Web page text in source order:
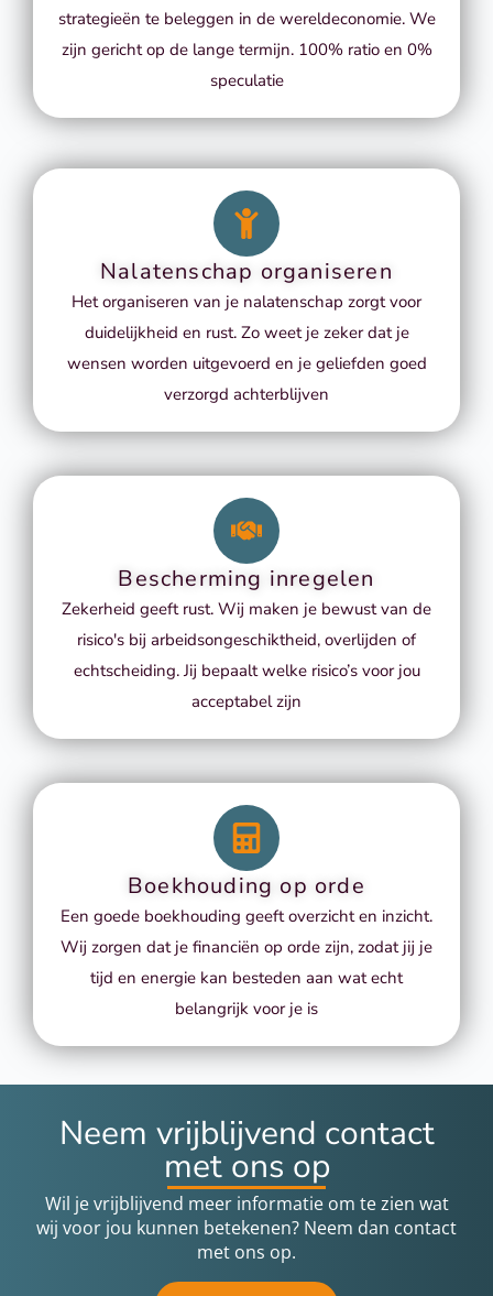
strategieën te beleggen in de wereldeconomie. We
zijn gericht op de lange termijn. 100% ratio en 0%
speculatie
Nalatenschap organiseren
Het organiseren van je nalatenschap zorgt voor
duidelijkheid en rust. Zo weet je zeker dat je
wensen worden uitgevoerd en je geliefden goed
verzorgd achterblijven
Bescherming inregelen
Zekerheid geeft rust. Wij maken je bewust van de
risico's bij arbeidsongeschiktheid, overlijden of
echtscheiding. Jij bepaalt welke risico’s voor jou
acceptabel zijn
Boekhouding op orde
Een goede boekhouding geeft overzicht en inzicht.
Wij zorgen dat je financiën op orde zijn, zodat jij je
tijd en energie kan besteden aan wat echt
belangrijk voor je is
Neem vrijblijvend contact
met ons op
Wil je vrijblijvend meer informatie om te zien wat
wij voor jou kunnen betekenen? Neem dan contact
met ons op.